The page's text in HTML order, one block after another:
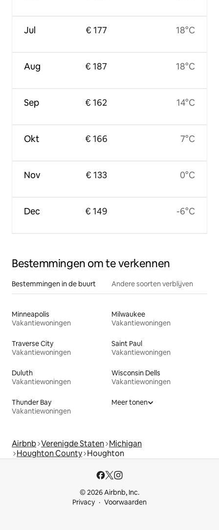
Jul
Aug
Sep
Okt
Nov
Dec
€ 177
€ 187
€ 162
€ 166
€ 133
€ 149
18°C
18°C
14°C
7°C
0°C
-6°C
Bestemmingen om te verkennen
Bestemmingen in de buurt Andere soorten verblijven
Minneapolis
Vakantiewoningen
Milwaukee
Vakantiewoningen
Traverse City
Vakantiewoningen
Saint Paul
Vakantiewoningen
Duluth
Vakantiewoningen
Wisconsin Dells
Vakantiewoningen
Thunder Bay
Vakantiewoningen
Meer tonen
Airbnb Verenigde Staten Michigan
Houghton County Houghton
© 2026 Airbnb, Inc.
Privacy
Voorwaarden